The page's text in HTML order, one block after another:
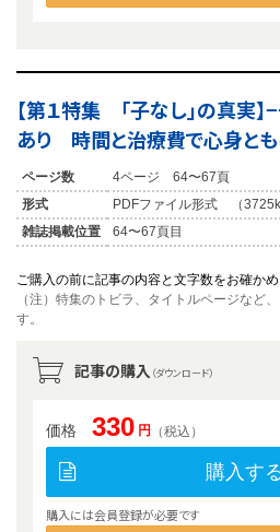
【第１特集 「子なし」の真実
あり 時間と治療費で心身と
ページ数
4ページ 64〜67頁
形式
PDFファイル形式 （
雑誌掲載位置
64〜67頁目
ご購入の前に記事の内容と文字数をお確かめ
（注）特集のトビラ、タイトルページなど
す。
記事の購入 （ダウンロード）
価格 330 円 （税込）
購入す
購入には会員登録が必要です